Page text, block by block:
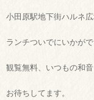
小田原駅地下街ハルネ
ランチついでにいかが
観覧無料、いつもの和
お待ちしてます。